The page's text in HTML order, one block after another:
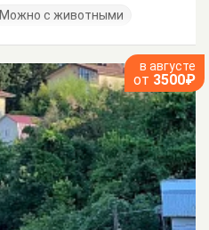
Можно с животными
в августе
от 3500₽